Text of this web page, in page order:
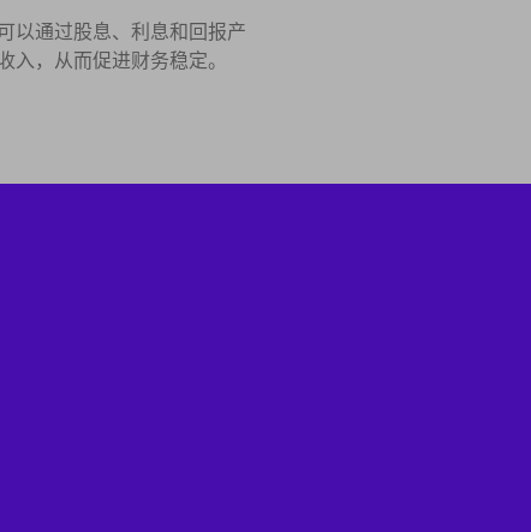
以通过股息、利息和回报产
入，从而促进财务稳定。